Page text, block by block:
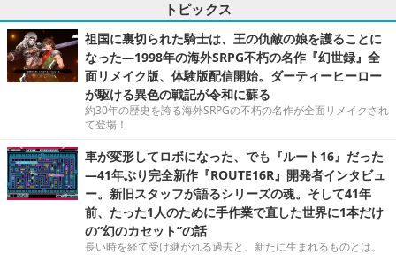
トピックス
祖国に裏切られた騎士は、王の仇敵の娘を護ることに
なった―1998年の海外SRPG不朽の名作『幻世録』全
面リメイク版、体験版配信開始。ダーティーヒーロー
が駆ける異色の戦記が令和に蘇る
約30年の歴史を誇る海外SRPGの不朽の名作が全面リメイクされ
て登場！
車が変形してロボになった、でも『ルート16』だった
―41年ぶり完全新作『ROUTE16R』開発者インタビュ
ー。新旧スタッフが語るシリーズの魂。そして41年
前、たった1人のために手作業で直した世界に1本だけ
の“幻のカセット”の話
長い時を経て受け継がれる過去と、新たに生まれるものとは。